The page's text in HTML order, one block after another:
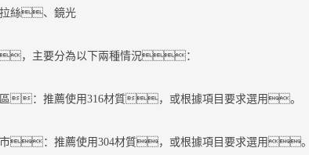
絲、鏡光
，主要分為以下兩種情況：
區：推薦使用316材質，或根據項目要求選用。
市：推薦使用304材質，或根據項目要求選用。